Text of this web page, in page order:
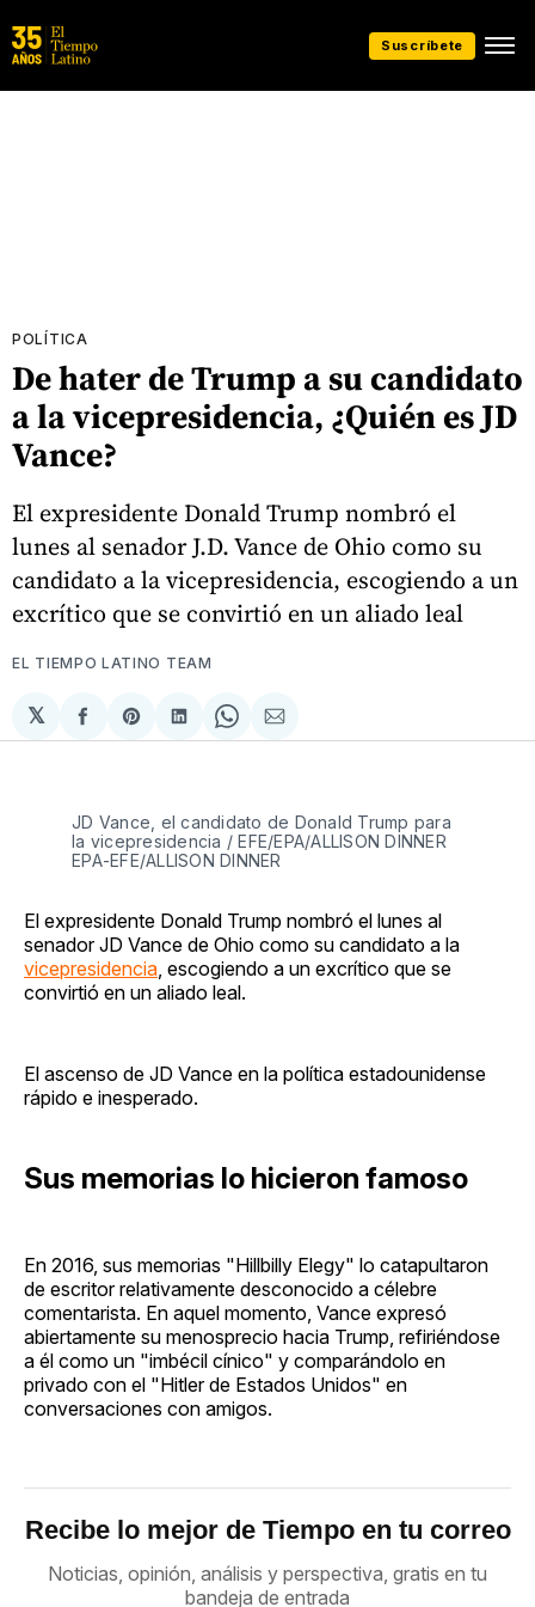
Suscríbete
POLÍTICA
De hater de Trump a su candidato
a la vicepresidencia, ¿Quién es JD
Vance?
El expresidente Donald Trump nombró el
lunes al senador J.D. Vance de Ohio como su
candidato a la vicepresidencia, escogiendo a un
excrítico que se convirtió en un aliado leal
EL TIEMPO LATINO TEAM
𝕏
Compartir
en
Share
on
Compartir
en
Share
on
Compartir
via
JD Vance, el candidato de Donald Trump para
la vicepresidencia / EFE/EPA/ALLISON DINNER
EPA-EFE/ALLISON DINNER
El expresidente Donald Trump nombró el lunes al
senador JD Vance de Ohio como su candidato a la
vicepresidencia , escogiendo a un excrítico que se
convirtió en un aliado leal.
El ascenso de JD Vance en la política estadounidense
rápido e inesperado.
Sus memorias lo hicieron famoso
En 2016, sus memorias "Hillbilly Elegy" lo catapultaron
de escritor relativamente desconocido a célebre
comentarista. En aquel momento, Vance expresó
abiertamente su menosprecio hacia Trump, refiriéndose
a él como un "imbécil cínico" y comparándolo en
privado con el "Hitler de Estados Unidos" en
conversaciones con amigos.
Recibe lo mejor de Tiempo en tu correo
Noticias, opinión, análisis y perspectiva, gratis en tu
bandeja de entrada